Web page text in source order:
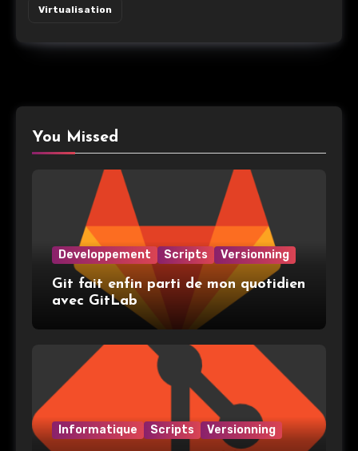
Virtualisation
You Missed
Developpement Scripts Versionning
Git fait enfin parti de mon quotidien
avec GitLab
Informatique Scripts Versionning